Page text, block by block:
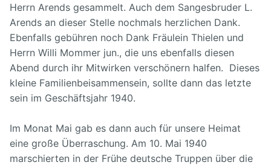
Herrn Arends gesammelt. Auch dem Sangesbruder L.
Arends an dieser Stelle nochmals herzlichen Dank.
Ebenfalls gebühren noch Dank Fräulein Thielen und
Herrn Willi Mommer jun., die uns ebenfalls diesen
Abend durch ihr Mitwirken verschönern halfen. Dieses
kleine Familienbeisammensein, sollte dann das letzte
sein im Geschäftsjahr 1940.
Im Monat Mai gab es dann auch für unsere Heimat
eine große Überraschung. Am 10. Mai 1940
marschierten in der Frühe deutsche Truppen über die